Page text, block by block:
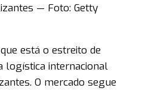
— Foto: Getty
está o estreito de
logística internacional
O mercado segue